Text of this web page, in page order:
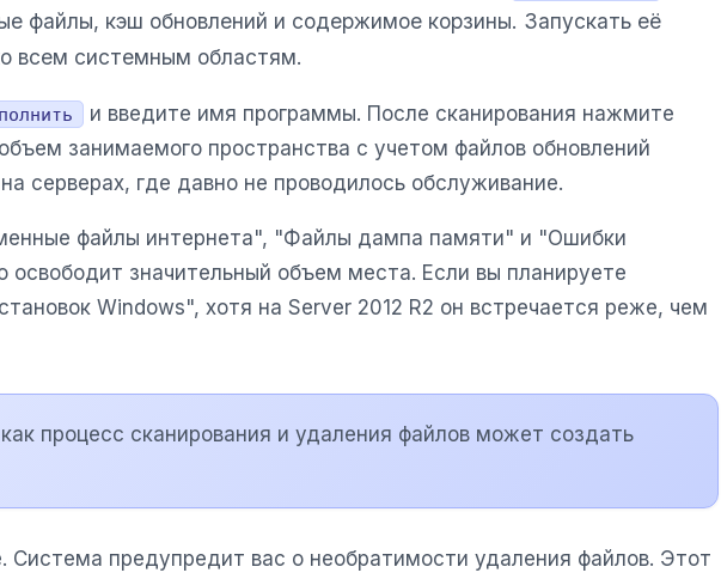
файлы, кэш обновлений и содержимое корзины. Запускать её
всем системным областям.
и введите имя программы. После сканирования нажмите
занимаемого пространства с учетом файлов обновлений
серверах, где давно не проводилось обслуживание.
файлы интернета", "Файлы дампа памяти" и "Ошибки
освободит значительный объем места. Если вы планируете
Windows", хотя на Server 2012 R2 он встречается реже, чем
процесс сканирования и удаления файлов может создать
предупредит вас о необратимости удаления файлов. Этот